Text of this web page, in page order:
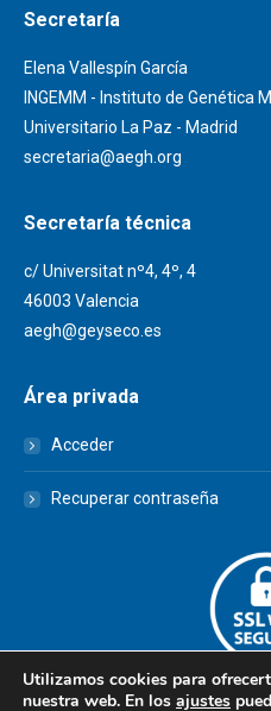
Secretaría
Elena Vallespín García
INGEMM - Instituto de Genética
Universitario La Paz - Madrid
secretaria@aegh.org
Secretaría técnica
c/ Universitat nº4, 4º, 4
46003 Valencia
aegh@geyseco.es
Área privada
Acceder
Recuperar contraseña
Utilizamos cookies para
nuestra web. En los ajustes